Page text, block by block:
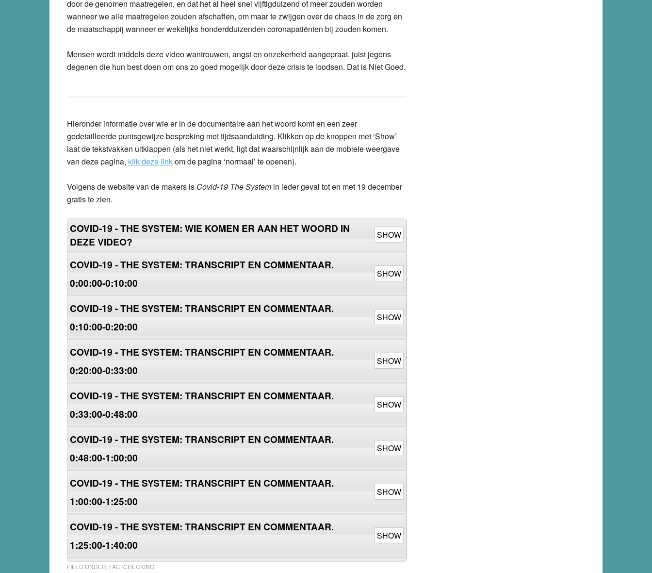
door de genomen maatregelen, en dat het al heel snel vijftigduizend of meer zouden worden
wanneer we alle maatregelen zouden afschaffen, om maar te zwijgen over de chaos in de zorg en
de maatschappij wanneer er wekelijks honderdduizenden coronapatiënten bij zouden komen.
Mensen wordt middels deze video wantrouwen, angst en onzekerheid aangepraat, juist jegens
degenen die hun best doen om ons zo goed mogelijk door deze crisis te loodsen. Dat is Niet Goed.
Hieronder informatie over wie er in de documentaire aan het woord komt en een zeer
gedetailleerde puntsgewijze bespreking met tijdsaanduiding. Klikken op de knoppen met ‘Show’
laat de tekstvakken uitklappen (als het niet werkt, ligt dat waarschijnlijk aan de mobiele weergave
van deze pagina, klik deze linkom de pagina ‘normaal’ te openen).
Volgens de website van de makers is Covid-19 The System in ieder geval tot en met 19 december
gratis te zien.
COVID-19 - THE SYSTEM: WIE KOMEN ER AAN HET WOORD IN
DEZE VIDEO?
SHOW
COVID-19 - THE SYSTEM: TRANSCRIPT EN COMMENTAAR.
0:00:00-0:10:00
SHOW
COVID-19 - THE SYSTEM: TRANSCRIPT EN COMMENTAAR.
0:10:00-0:20:00
SHOW
COVID-19 - THE SYSTEM: TRANSCRIPT EN COMMENTAAR.
0:20:00-0:33:00
SHOW
COVID-19 - THE SYSTEM: TRANSCRIPT EN COMMENTAAR.
0:33:00-0:48:00
SHOW
COVID-19 - THE SYSTEM: TRANSCRIPT EN COMMENTAAR.
0:48:00-1:00:00
SHOW
COVID-19 - THE SYSTEM: TRANSCRIPT EN COMMENTAAR.
1:00:00-1:25:00
SHOW
COVID-19 - THE SYSTEM: TRANSCRIPT EN COMMENTAAR.
1:25:00-1:40:00
SHOW
FILED UNDER: FACTCHECKING